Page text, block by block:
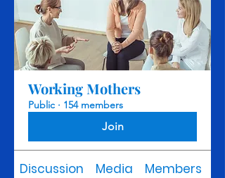
Working Mothers
Public · 154 members
Join
Discussion Media Members